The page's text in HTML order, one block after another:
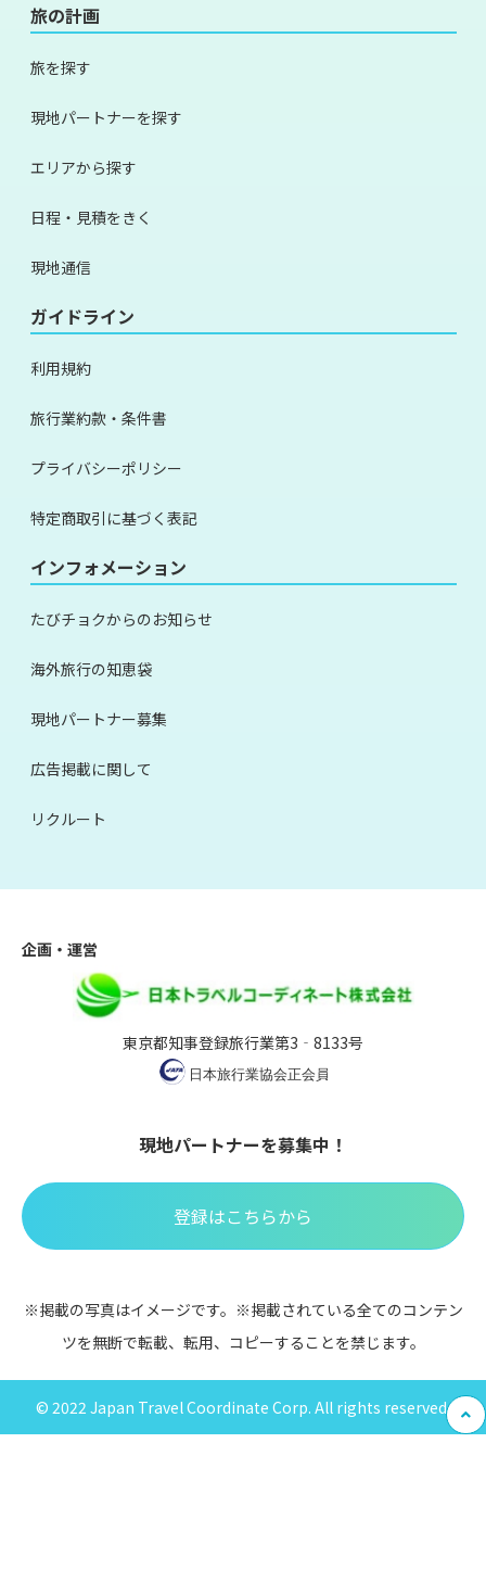
旅の計画
旅を探す
現地パートナーを探す
エリアから探す
日程・見積をきく
現地通信
ガイドライン
利用規約
旅行業約款・条件書
プライバシーポリシー
特定商取引に基づく表記
インフォメーション
たびチョクからのお知らせ
海外旅行の知恵袋
現地パートナー募集
広告掲載に関して
リクルート
企画・運営
東京都知事登録旅行業第3‐8133号
現地パートナーを募集中！
登録はこちらから
※掲載の写真はイメージです。※掲載されている全てのコンテン
ツを無断で転載、転用、コピーすることを禁じます。
© 2022 Japan Travel Coordinate Corp. All rights reserved.